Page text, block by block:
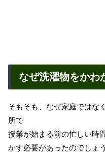
なぜ洗濯物をかわ
そもそも、なぜ家庭ではな
所で
授業が始まる前の忙しい時
かす必要があったのでしょう